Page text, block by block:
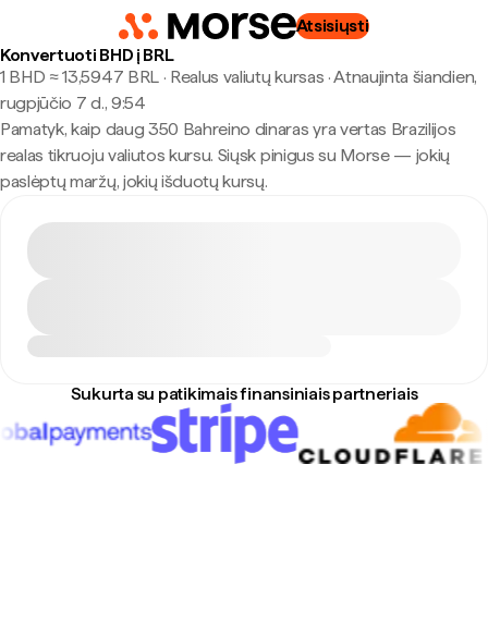
Atsisiųsti
Konvertuoti BHD į BRL
1 BHD ≈ 13,5947 BRL · Realus valiutų kursas ·Atnaujinta šiandien,
rugpjūčio 7 d., 9:54
Pamatyk, kaip daug 350 Bahreino dinaras yra vertas Brazilijos
realas tikruoju valiutos kursu. Siųsk pinigus su Morse — jokių
paslėptų maržų, jokių išduotų kursų.
Sukurta su patikimais finansiniais partneriais